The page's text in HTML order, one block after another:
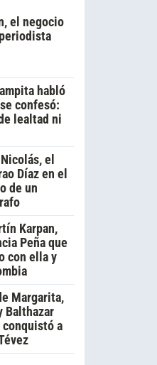
el negocio
habló
confesó:
lealtad ni
el
Díaz en el
de un
Karpan,
Peña que
con ella y
Margarita,
Balthazar
a